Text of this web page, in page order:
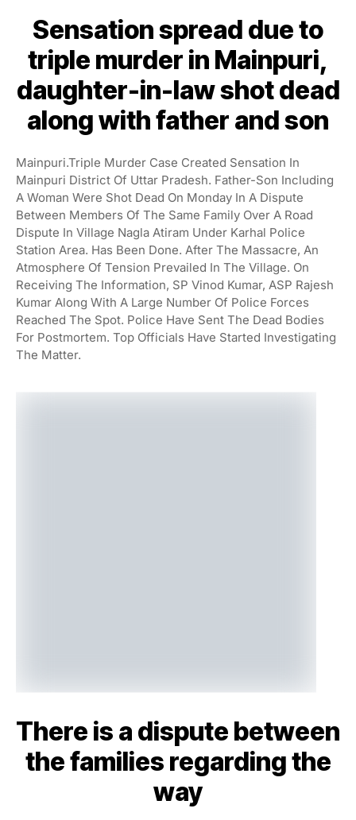
Sensation spread due to
triple murder in Mainpuri,
daughter-in-law shot dead
along with father and son
Mainpuri.Triple Murder Case Created Sensation In
Mainpuri District Of Uttar Pradesh. Father-Son Including
A Woman Were Shot Dead On Monday In A Dispute
Between Members Of The Same Family Over A Road
Dispute In Village Nagla Atiram Under Karhal Police
Station Area. Has Been Done. After The Massacre, An
Atmosphere Of Tension Prevailed In The Village. On
Receiving The Information, SP Vinod Kumar, ASP Rajesh
Kumar Along With A Large Number Of Police Forces
Reached The Spot. Police Have Sent The Dead Bodies
For Postmortem. Top Officials Have Started Investigating
The Matter.
There is a dispute between
the families regarding the
way